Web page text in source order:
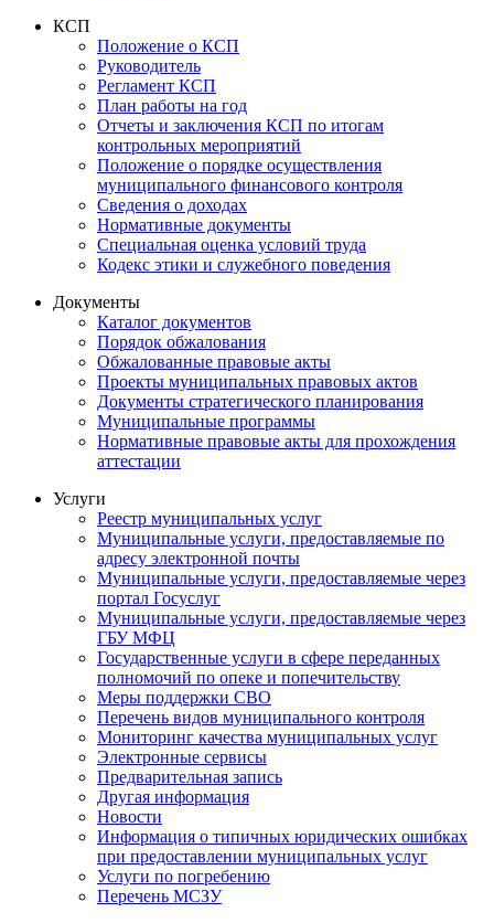
КСП
Положение о КСП
Руководитель
Регламент КСП
План работы на год
Отчеты и заключения КСП по итогам
контрольных мероприятий
Положение о порядке осуществления
муниципального финансового контроля
Сведения о доходах
Нормативные документы
Специальная оценка условий труда
Кодекс этики и служебного поведения
Документы
Каталог документов
Порядок обжалования
Обжалованные правовые акты
Проекты муниципальных правовых актов
Документы стратегического планирования
Муниципальные программы
Нормативные правовые акты для прохождения
аттестации
Услуги
Реестр муниципальных услуг
Муниципальные услуги, предоставляемые по
адресу электронной почты
Муниципальные услуги, предоставляемые через
портал Госуслуг
Муниципальные услуги, предоставляемые через
ГБУ МФЦ
Государственные услуги в сфере переданных
полномочий по опеке и попечительству
Меры поддержки СВО
Перечень видов муниципального контроля
Мониторинг качества муниципальных услуг
Электронные сервисы
Предварительная запись
Другая информация
Новости
Информация о типичных юридических ошибках
при предоставлении муниципальных услуг
Услуги по погребению
Перечень МСЗУ